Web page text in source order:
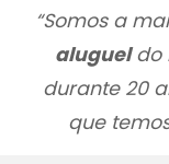
“Somos a
alugueldo
durante 20
que